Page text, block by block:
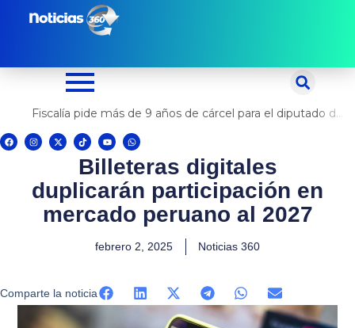
Fiscalía pide más de 9 años de cárcel para el diputado de oposición Harvey Colchado
F
a
c
I
n
s
r
a
X
-
t
t
e
T
i
k
t
o
k
Y
o
u
e
W
h
a
t
s
p
p
Billeteras digitales
duplicarán participación en
mercado peruano al 2027
febrero 2, 2025 Noticias 360
Comparte la noticia